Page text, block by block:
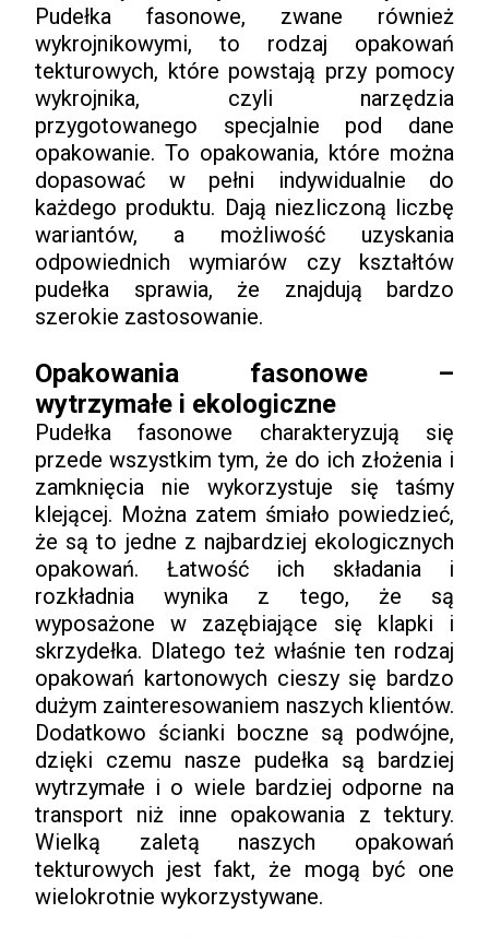
Pudełka fasonowe, zwane również
wykrojnikowymi, to rodzaj opakowań
tekturowych, które powstają przy pomocy
wykrojnika, czyli narzędzia
przygotowanego specjalnie pod dane
opakowanie. To opakowania, które można
dopasować w pełni indywidualnie do
każdego produktu. Dają niezliczoną liczbę
wariantów, a możliwość uzyskania
odpowiednich wymiarów czy kształtów
pudełka sprawia, że znajdują bardzo
szerokie zastosowanie.
Opakowania fasonowe –
wytrzymałe i ekologiczne
Pudełka fasonowe charakteryzują się
przede wszystkim tym, że do ich złożenia i
zamknięcia nie wykorzystuje się taśmy
klejącej. Można zatem śmiało powiedzieć,
że są to jedne z najbardziej ekologicznych
opakowań. Łatwość ich składania i
rozkładnia wynika z tego, że są
wyposażone w zazębiające się klapki i
skrzydełka. Dlatego też właśnie ten rodzaj
opakowań kartonowych cieszy się bardzo
dużym zainteresowaniem naszych klientów.
Dodatkowo ścianki boczne są podwójne,
dzięki czemu nasze pudełka są bardziej
wytrzymałe i o wiele bardziej odporne na
transport niż inne opakowania z tektury.
Wielką zaletą naszych opakowań
tekturowych jest fakt, że mogą być one
wielokrotnie wykorzystywane.